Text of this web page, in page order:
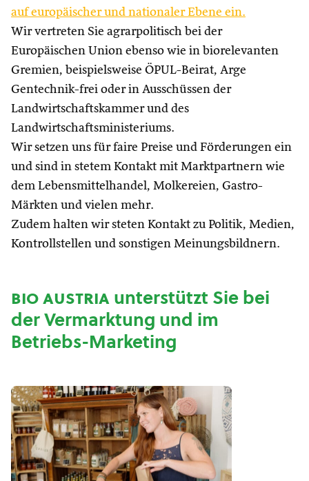
auf europäischer und nationaler Ebene ein.
Wir vertreten Sie agrarpolitisch bei der
Europäischen Union ebenso wie in biorelevanten
Gremien, beispielsweise ÖPUL-Beirat, Arge
Gentechnik-frei oder in Ausschüssen der
Landwirtschaftskammer und des
Landwirtschaftsministeriums.
Wir setzen uns für faire Preise und Förderungen ein
und sind in stetem Kontakt mit Marktpartnern wie
dem Lebensmittelhandel, Molkereien, Gastro-
Märkten und vielen mehr.
Zudem halten wir steten Kontakt zu Politik, Medien,
Kontrollstellen und sonstigen Meinungsbildnern.
bio austriaunterstützt Sie bei
der Vermarktung und im
Betriebs-Marketing